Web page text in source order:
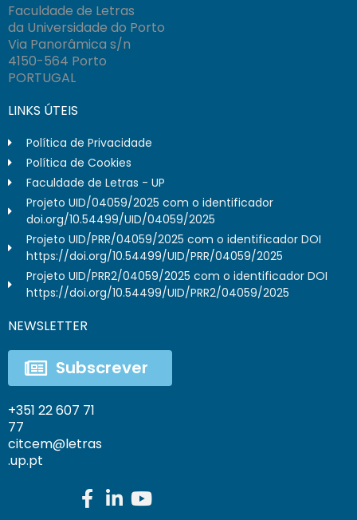
Faculdade de Letras
da Universidade do Porto
Via Panorâmica s/n
4150-564 Porto
PORTUGAL
LINKS ÚTEIS
Política de Privacidade
Política de Cookies
Faculdade de Letras - UP
Projeto UID/04059/2025 com o identificador
doi.org/10.54499/UID/04059/2025
Projeto UID/PRR/04059/2025 com o identificador DOI
https://doi.org/10.54499/UID/PRR/04059/2025
Projeto UID/PRR2/04059/2025 com o identificador DOI
https://doi.org/10.54499/UID/PRR2/04059/2025
NEWSLETTER
Subscrever
+351 22 607 71
77
citcem@letras
.up.pt